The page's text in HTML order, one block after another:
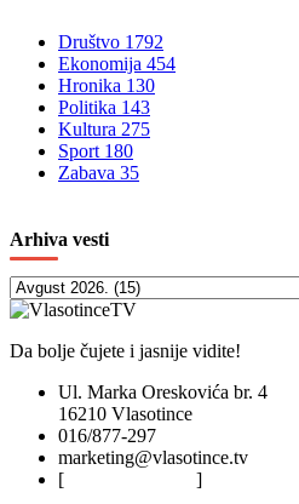
Društvo 1792
Ekonomija 454
Hronika 130
Politika 143
Kultura 275
Sport 180
Zabava 35
Arhiva vesti
Da bolje čujete i jasnije vidite!
Ul. Marka Oreskovića br. 4
16210 Vlasotince
016/877-297
marketing@vlasotince.tv
[
]